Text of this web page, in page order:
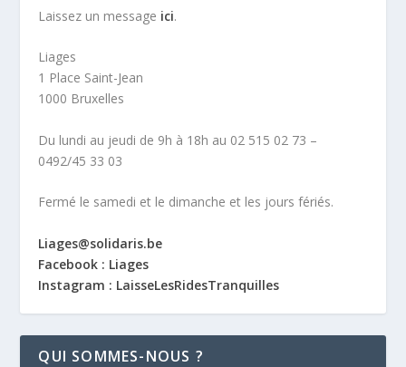
Laissez un message ici.
Liages
1 Place Saint-Jean
1000 Bruxelles
Du lundi au jeudi de 9h à 18h au 02 515 02 73 –
0492/45 33 03
Fermé le samedi et le dimanche et les jours fériés.
Liages@solidaris.be
Facebook : Liages
Instagram : LaisseLesRidesTranquilles
QUI SOMMES-NOUS ?